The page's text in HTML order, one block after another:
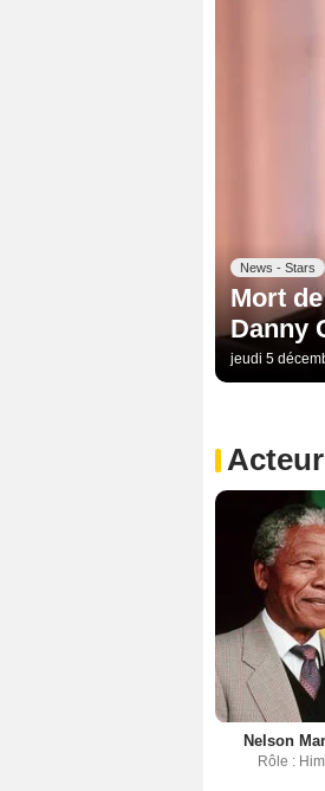
News - Stars
Mort
Danny
jeudi 5
Nelson
Rôle :